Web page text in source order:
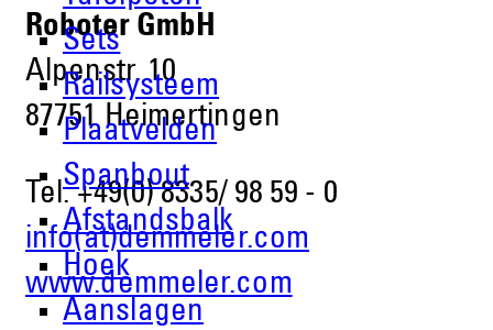
Sets
Railsysteem
Plaatvelden
Spanbout
Afstandsbalk
Hoek
Aanslagen
Roboter GmbH
Alpenstr. 10
87751 Heimertingen
Tel. +49(0) 8335/ 98 59 - 0
info(at)demmeler.com
www.demmeler.com